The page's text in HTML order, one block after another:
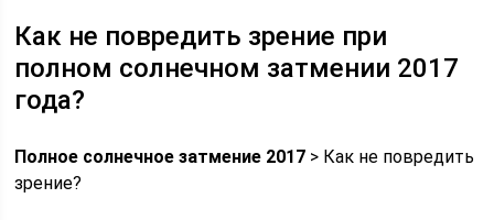
Как не повредить зрение при
полном солнечном затмении 2017
года?
Полное солнечное затмение 2017 > Как не повредить
зрение?